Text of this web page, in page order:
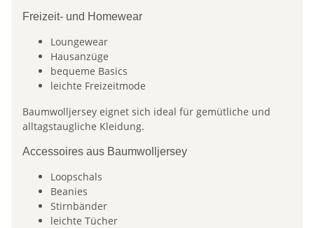
Freizeit- und Homewear
Loungewear
Hausanzüge
bequeme Basics
leichte Freizeitmode
Baumwolljersey eignet sich ideal für gemütliche und
alltagstaugliche Kleidung.
Accessoires aus Baumwolljersey
Loopschals
Beanies
Stirnbänder
leichte Tücher